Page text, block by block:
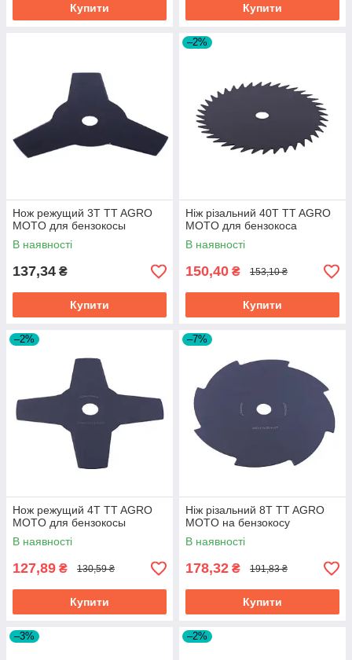
Купити Купити
Нож режущий 3Т TT AGRO
MOTO для бензокосы
В наявності
137,34 ₴
Купити
–2%
Ніж різальний 40Т TT AGRO
MOTO для бензокоса
В наявності
150,40 ₴ 153,10 ₴
Купити
–2%
Нож режущий 4Т TT AGRO
MOTO для бензокосы
В наявності
127,89 ₴ 130,59 ₴
Купити
–7%
Ніж різальний 8Т TT AGRO
MOTO на бензокосу
В наявності
178,32 ₴ 191,83 ₴
Купити
–3% –2%